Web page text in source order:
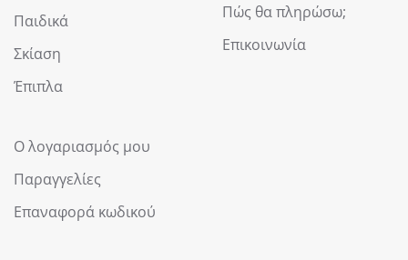
Παιδικά
Σκίαση
Έπιπλα
Πώς θα πληρώσω;
Επικοινωνία
Ο λογαριασμός μου
Παραγγελίες
Επαναφορά κωδικού